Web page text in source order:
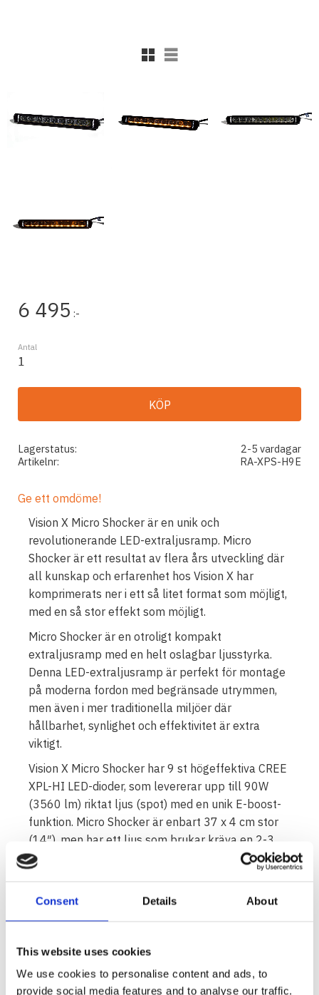
Consent Details About
This website uses cookies
We use cookies to personalise content and ads, to
provide social media features and to analyse our traffic.
Rutnätsvy
Listvy
6 495 :-
Antal
KÖP
Lagerstatus
2-5 vardagar
Artikelnr
RA-XPS-H9E
Ge ett omdöme!
Vision X Micro Shocker är en unik och
revolutionerande LED-extraljusramp. Micro
Shocker är ett resultat av flera års utveckling där
all kunskap och erfarenhet hos Vision X har
komprimerats ner i ett så litet format som möjligt,
med en så stor effekt som möjligt.
Micro Shocker är en otroligt kompakt
extraljusramp med en helt oslagbar ljusstyrka.
Denna LED-extraljusramp är perfekt för montage
på moderna fordon med begränsade utrymmen,
men även i mer traditionella miljöer där
hållbarhet, synlighet och effektivitet är extra
viktigt.
Vision X Micro Shocker har 9 st högeffektiva CREE
XPL-HI LED-dioder, som levererar upp till 90W
(3560 lm) riktat ljus (spot) med en unik E-boost-
funktion. Micro Shocker är enbart 37 x 4 cm stor
(14″), men har ett ljus som brukar kräva en 2-3
gånger så stor LED-extraljusramp. Denna
extraljusramp har även en riktigt snygg Halo-
Micro Shocker är e-märkt med ett lägre ljusläge
som är godkänt enligt ECE-R65. Med Micro
Shocker får man varningsljus och extraljus i ett
och samma (kompakta) format. Extraljusrampen